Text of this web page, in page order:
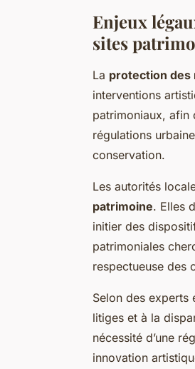
Enjeux
sites
La protection des
interventions
patrimoniaux, afin
régulations
conservation.
Les autorités
patrimoine. Elles
initier des
patrimoniales
respectueuse des
Selon des experts
litiges et à la
nécessité d’une
innovation